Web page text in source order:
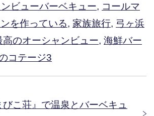
ビューバーベキュー, コールマ
を作っている, 家族旅行, 弓ヶ浜
のオーシャンビュー, 海鮮バー
コテージ3
びこ荘』で温泉とバーベキュ